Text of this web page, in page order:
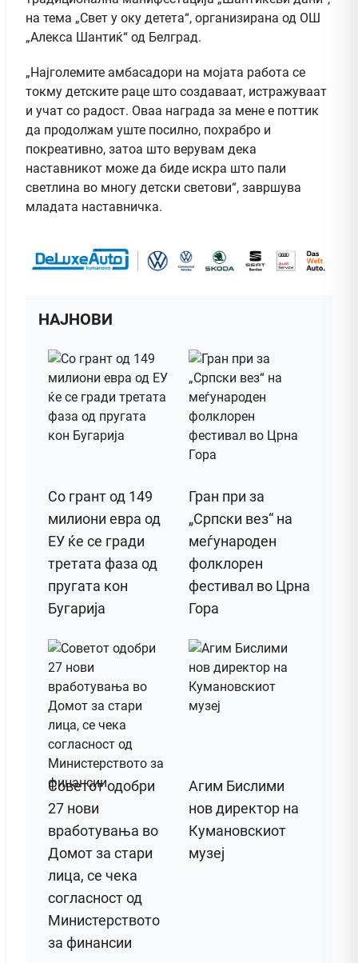
на тема „Свет у оку детета“, организирана од ОШ
„Алекса Шантиќ“ од Белград.
„Најголемите амбасадори на мојата работа се
токму детските раце што создаваат, истражуваат
и учат со радост. Оваа награда за мене е поттик
да продолжам уште посилно, похрабро и
покреативно, затоа што верувам дека
наставникот може да биде искра што пали
светлина во многу детски светови“, завршува
младата наставничка.
НАЈНОВИ
Со грант од 149
милиони евра од
ЕУ ќе се гради
третата фаза од
пругата кон
Бугарија
Гран при за
„Српски вез“ на
меѓународен
фолклорен
фестивал во Црна
Гора
Советот одобри
27 нови
вработувања во
Домот за стари
лица, се чека
согласност од
Министерството
за финансии
Агим Бислими
нов директор на
Кумановскиот
музеј